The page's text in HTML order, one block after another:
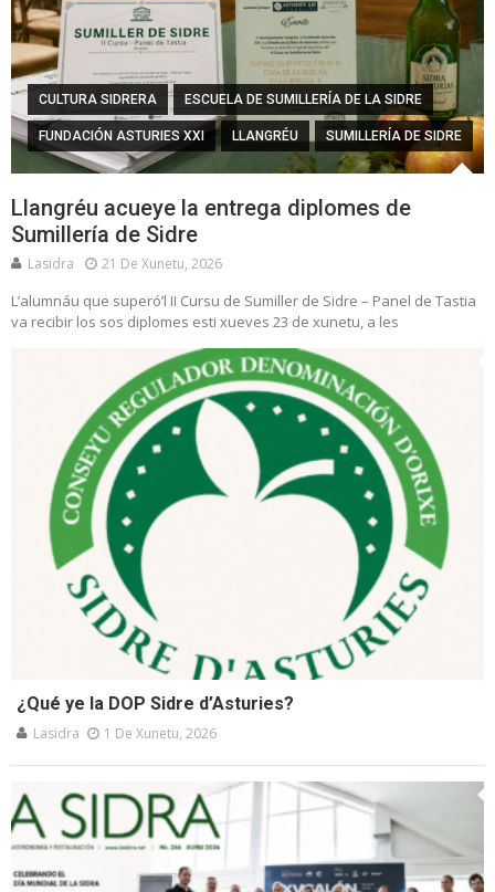
CULTURA SIDRERA ESCUELA DE SUMILLERÍA DE LA SIDRE
FUNDACIÓN ASTURIES XXI LLANGRÉU SUMILLERÍA DE SIDRE
Llangréu acueye la entrega diplomes de
Sumillería de Sidre
Lasidra 21 De Xunetu, 2026
L’alumnáu que superó’l II Cursu de Sumiller de Sidre – Panel de Tastia
va recibir los sos diplomes esti xueves 23 de xunetu, a les
¿Qué ye la DOP Sidre d’Asturies?
Lasidra 1 De Xunetu, 2026